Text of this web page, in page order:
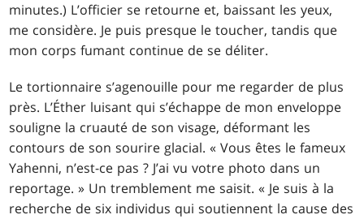
minutes.) L’officier se retourne et, baissant les yeux,
me considère. Je puis presque le toucher, tandis que
mon corps fumant continue de se déliter.
Le tortionnaire s’agenouille pour me regarder de plus
près. L’Éther luisant qui s’échappe de mon enveloppe
souligne la cruauté de son visage, déformant les
contours de son sourire glacial. « Vous êtes le fameux
Yahenni, n’est-ce pas ? J’ai vu votre photo dans un
reportage. » Un tremblement me saisit. « Je suis à la
recherche de six individus qui soutiennent la cause des